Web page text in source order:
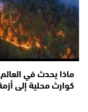
ماذا يحدث في
كوارث محلية إلى